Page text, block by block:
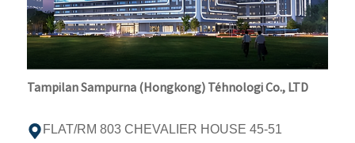
Tampilan Sampurna (Hongkong) Téhnologi Co., LTD
FLAT/RM 803 CHEVALIER HOUSE 45-51